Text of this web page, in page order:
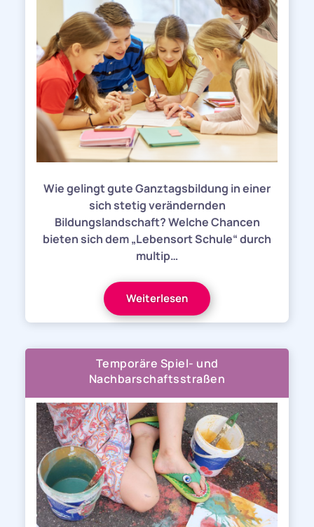
Wie gelingt gute Ganztagsbildung in einer
sich stetig verändernden
Bildungslandschaft? Welche Chancen
bieten sich dem „Lebensort Schule“ durch
multip…
Weiterlesen
Temporäre Spiel- und
Nachbarschaftsstraßen